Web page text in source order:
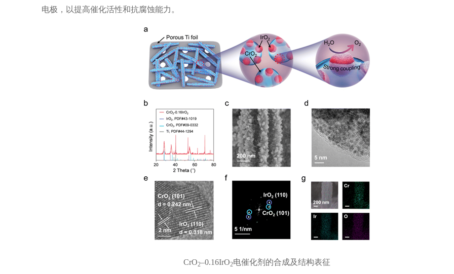
电极，以提高催化活性和抗腐蚀能力。
CrO2–0.16IrO2电催化剂的合成及结构表征